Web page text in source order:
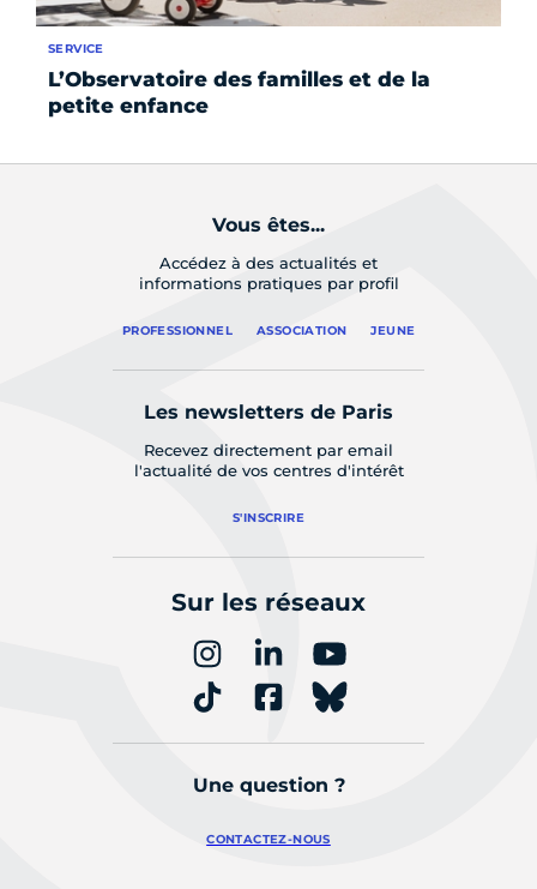
L’Observatoire des familles et de la
petite enfance
SERVICE
Vous êtes...
Accédez à des actualités et
informations pratiques par profil
PROFESSIONNEL ASSOCIATION JEUNE
Les newsletters de Paris
Recevez directement par email
l'actualité de vos centres d'intérêt
S'INSCRIRE
Sur les réseaux
Une question ?
CONTACTEZ-NOUS